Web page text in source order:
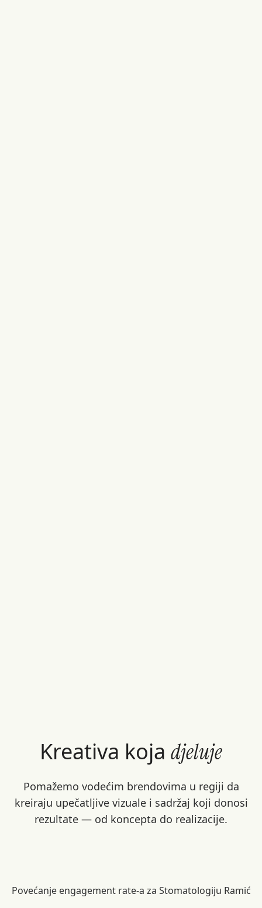
Kreativa koja djeluje
Pomažemo vodećim brendovima u regiji da
kreiraju upečatljive vizuale i sadržaj koji donosi
rezultate — od koncepta do realizacije.
Povećanje engagement rate-a za Stomatologiju Ramić